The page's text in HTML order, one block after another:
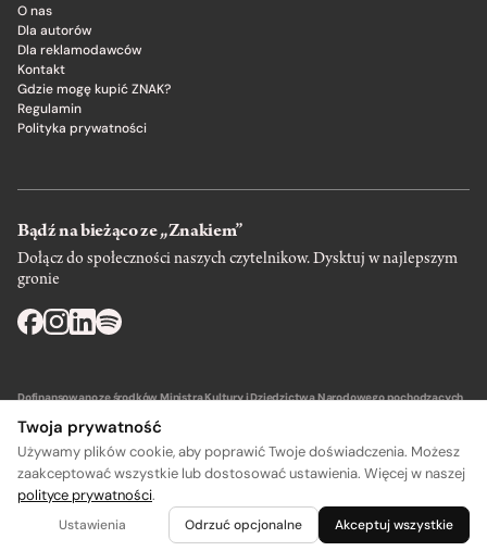
O nas
Dla autorów
Dla reklamodawców
Kontakt
Gdzie mogę kupić ZNAK?
Regulamin
Polityka prywatności
Bądź na bieżąco ze „Znakiem”
Dołącz do społeczności naszych czytelnikow. Dysktuj w najlepszym
gronie
Dofinansowano ze środków Ministra Kultury i Dziedzictwa Narodowego pochodzących
Wydawca: SIW Znak w Krakowie
Twoja prywatność
Używamy plików cookie, aby poprawić Twoje doświadczenia. Możesz
zaakceptować wszystkie lub dostosować ustawienia. Więcej w naszej
polityce prywatności.
Ustawienia Odrzuć opcjonalne Akceptuj wszystkie